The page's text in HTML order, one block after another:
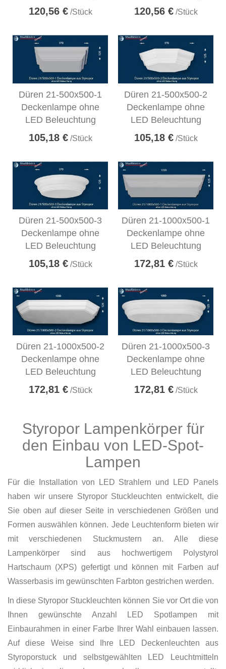
120,56 €/Stück 120,56 €/Stück
Düren 21-500x500-1
Deckenlampe ohne
LED Beleuchtung
105,18 €/Stück
Düren 21-500x500-2
Deckenlampe ohne
LED Beleuchtung
105,18 €/Stück
Düren 21-500x500-3
Deckenlampe ohne
LED Beleuchtung
105,18 €/Stück
Düren 21-1000x500-1
Deckenlampe ohne
LED Beleuchtung
172,81 €/Stück
Düren 21-1000x500-2
Deckenlampe ohne
LED Beleuchtung
172,81 €/Stück
Düren 21-1000x500-3
Deckenlampe ohne
LED Beleuchtung
172,81 €/Stück
Styropor Lampenkörper für
den Einbau von LED-Spot-
Lampen
Für die Installation von LED Strahlern und LED Panels
haben wir unsere Styropor Stuckleuchten entwickelt, die
Sie oben auf dieser Seite in verschiedenen Größen und
Formen auswählen können. Jede Leuchtenform bieten wir
mit verschiedenen Stuckmustern an. Alle diese
Lampenkörper sind aus hochwertigem Polystyrol
Hartschaum (XPS) gefertigt und können mit Farben auf
Wasserbasis im gewünschten Farbton gestrichen werden.
In diese Styropor Stuckleuchten können Sie vor Ort die von
Ihnen gewünschte Anzahl LED Spotlampen mit
Einbaurahmen in einer Farbe Ihrer Wahl einbauen lassen.
Auf diese Weise sind Ihre LED Deckenleuchten aus
Styroporstuck und selbstgewählten LED Leuchtmitteln